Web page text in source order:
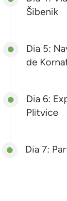
Šibenik
Dia 5:
de
Dia 6:
Plitvice
Dia 7: